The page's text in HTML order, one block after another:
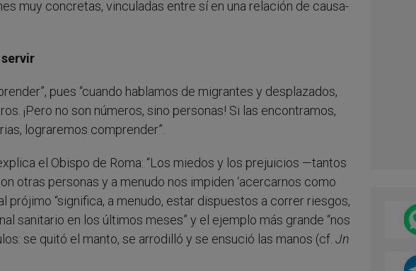
muy concretas, vinculadas entre sí en una relación de causa-
pues “cuando hablamos de migrantes y desplazados,
¡Pero no son números, sino personas! Si las encontramos,
lograremos comprender”.
el Obispo de Roma: “Los miedos y los prejuicios —tantos
otras personas y a menudo nos impiden ‘acercarnos como
prójimo “significa, a menudo, estar dispuestos a correr riesgos,
sanitario en los últimos meses” y el ejemplo más grande “nos
se quitó el manto, se arrodilló y se ensució las manos (cf. Jn